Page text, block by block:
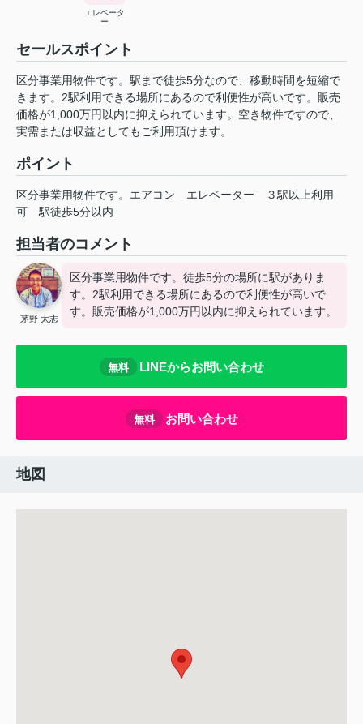
エレベータ
ー
セールスポイント
区分事業用物件です。駅まで徒歩5分なので、移動時間を短縮で
きます。2駅利用できる場所にあるので利便性が高いです。販売
価格が1,000万円以内に抑えられています。空き物件ですので、
実需または収益としてもご利用頂けます。
ポイント
区分事業用物件です。エアコン エレベーター
３駅以上利用
可
駅徒歩5分以内
担当者のコメント
茅野 太志
区分事業用物件です。徒歩5分の場所に駅がありま
す。2駅利用できる場所にあるので利便性が高いで
す。販売価格が1,000万円以内に抑えられています。
無料 LINEからお問い合わせ
無料 お問い合わせ
地図